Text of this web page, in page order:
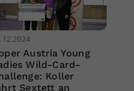
Austria Young
Wild-Card-
Koller
Sextett an